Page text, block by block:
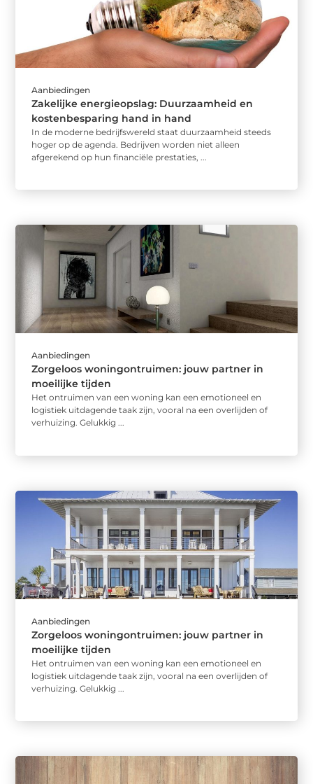
Aanbiedingen
Zakelijke energieopslag: Duurzaamheid en
kostenbesparing hand in hand
In de moderne bedrijfswereld staat duurzaamheid steeds
hoger op de agenda. Bedrijven worden niet alleen
afgerekend op hun financiële prestaties, ...
Aanbiedingen
Zorgeloos woningontruimen: jouw partner in
moeilijke tijden
Het ontruimen van een woning kan een emotioneel en
logistiek uitdagende taak zijn, vooral na een overlijden of
verhuizing. Gelukkig ...
Aanbiedingen
Zorgeloos woningontruimen: jouw partner in
moeilijke tijden
Het ontruimen van een woning kan een emotioneel en
logistiek uitdagende taak zijn, vooral na een overlijden of
verhuizing. Gelukkig ...